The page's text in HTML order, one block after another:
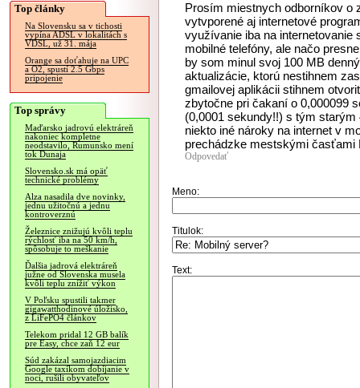
Top články
Na Slovensku sa v tichosti
vypína ADSL v lokalitách s
VDSL, už 31. mája
Orange sa doťahuje na UPC
a O2, spustí 2.5 Gbps
pripojenie
Top správy
Maďarsko jadrovú elektráreň
nakoniec kompletne
neodstavilo, Rumunsko mení
tok Dunaja
Slovensko.sk má opäť
technické problémy
Alza nasadila dve novinky,
jednu užitočnú a jednu
kontroverznú
Železnice znižujú kvôli teplu
rýchlosť iba na 50 km/h,
spôsobuje to meškanie
Ďalšia jadrová elektráreň
južne od Slovenska musela
kvôli teplu znížiť výkon
V Poľsku spustili takmer
gigawatthodinové úložisko,
z LiFePO4 článkov
Telekom pridal 12 GB balík
pre Easy, chce zaň 12 eur
Súd zakázal samojazdiacim
Google taxíkom dobíjanie v
noci, rušili obyvateľov
Prosím miestnych odborníkov o
vytvporené aj internetové
využívanie iba na internetovanie
mobilné telefóny, ale načo
by som minul svoj 100 MB
aktualizácie, ktorú nestihnem
gmailovej aplikácii stihnem
zbytočne pri čakaní o 0,000099
(0,0001 sekundy!!) s tým
niekto iné nároky na internet v
prechádzke mestskými časťami
Odpovedať
Meno:
Titulok:
Text: